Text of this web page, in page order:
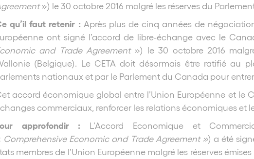
») le 30 octobre 2016 malgré les réserves du
qu’il faut retenir : Après plus de cinq années de
ont signé l’accord de libre-échange avec le
and Trade Agreement») le 30 octobre 2016
(Belgique). Le CETA doit désormais être ratifié au
nationaux et par le Parlement du Canada pour
accord économique global entre l’Union Européenne et le
commerciaux, renforcer les relations économiques et
approfondir : L’Accord Economique et
Comprehensive Economic and Trade Agreement ») a été
membres de l’Union Européenne malgré les réserves